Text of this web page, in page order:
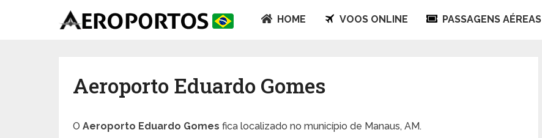
HOME VOOS ONLINE PASSAGENS AÉREAS
Aeroporto Eduardo Gomes
OAeroporto Eduardo Gomes fica localizado no município de Manaus, AM.